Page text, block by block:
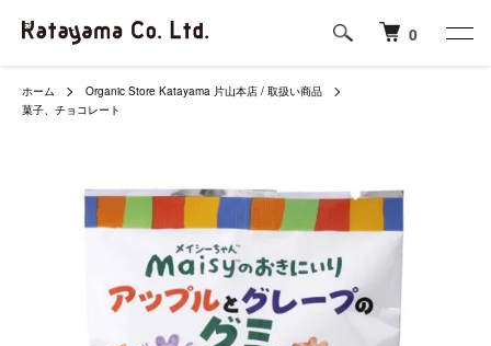
0
ホーム
Organic Store Katayama 片山本店 / 取扱い商品
菓子、チョコレート